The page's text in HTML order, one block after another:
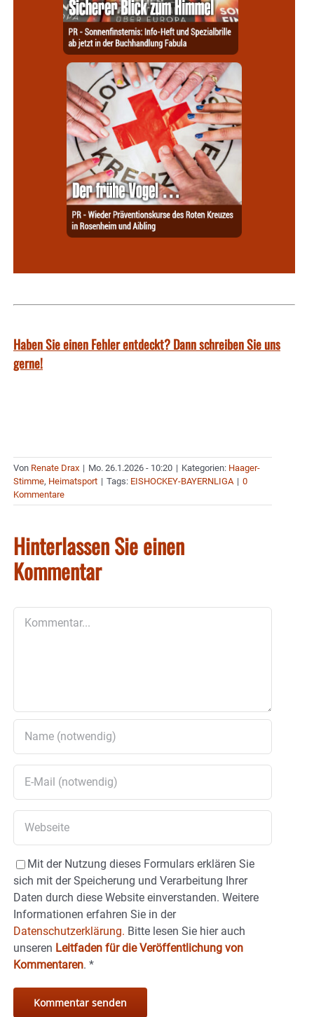
Haben Sie einen Fehler entdeckt? Dann schreiben Sie uns
gerne!
Von Renate Drax | Mo. 26.1.2026 - 10:20 | Kategorien: Haager-
Stimme, Heimatsport | Tags: EISHOCKEY-BAYERNLIGA | 0
Kommentare
Hinterlassen Sie einen
Kommentar
Mit der Nutzung dieses Formulars erklären Sie
sich mit der Speicherung und Verarbeitung Ihrer
Daten durch diese Website einverstanden. Weitere
Informationen erfahren Sie in der
Datenschutzerklärung. Bitte lesen Sie hier auch
unseren Leitfaden für die Veröffentlichung von
Kommentaren. *